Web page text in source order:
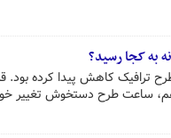
به کجا رسید؟
هم، ساعت طرح دستخوش تغییر